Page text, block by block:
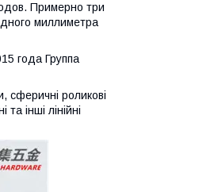
Примерно три
миллиметра
года Группа
сферичні роликові
інші лінійні